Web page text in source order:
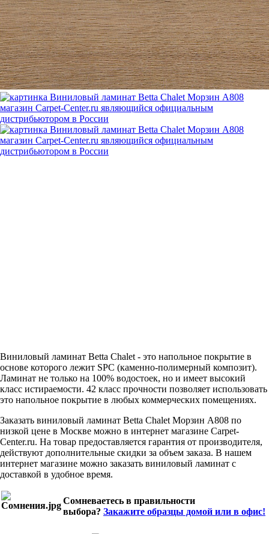
Виниловый ламинат Betta Chalet - это напольное покрытие в
основе которого лежит SPC (каменно-полимерный композит).
Ламинат не только на 100% водостоек, но и имеет высокий
класс истираемости. 42 класс прочности позволяет использовать
это напольное покрытие в любых коммерческих помещениях.
Заказать виниловый ламинат Betta Chalet Морзин A808 по
низкой цене в Москве можно в интернет магазине Carpet-
Center.ru. На товар предоставляется гарантия от производителя,
действуют дополнительные скидки за объем заказа. В нашем
интернет магазине можно заказать виниловый ламинат с
доставкой в удобное время.
Сомневаетесь в правильности
выбора? Закажите образцы домой или в офис!